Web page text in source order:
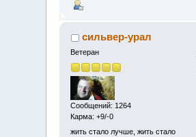
сильвер-урал
Ветеран
Сообщений: 1264
Карма: +9/-0
жить стало лучше, жить стало